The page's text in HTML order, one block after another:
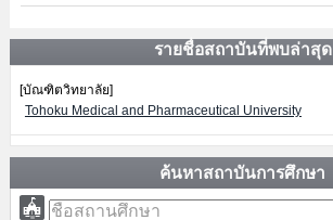
รายชื่อสถาบันที่พบล่าสุด
[บัณฑิตวิทยาลัย]
Tohoku Medical and Pharmaceutical University
ค้นหาสถาบันการศึกษา